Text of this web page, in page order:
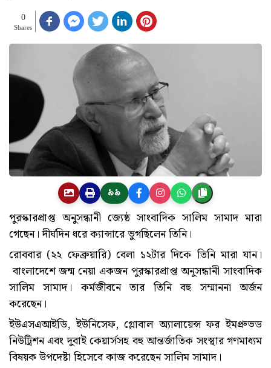
0
Shares
৯৯
পুরস্কারপ্রাপ্ত অনুসন্ধানী জ্যেষ্ঠ সাংবাদিক সালিম সামাদ মারা
গেছেন। দীর্ঘদিন ধরে ক্যান্সারে ভুগছিলেন তিনি।
রোববার (২২ ফেব্রুয়ারি) বেলা ১২টার দিকে তিনি মারা যান।
বাংলাদেশে জন্ম নেয়া একজন পুরস্কারপ্রাপ্ত অনুসন্ধানী সাংবাদিক
সালিম সামাদ। কর্মজীবনে তার তিনি বহু সম্মাননা অর্জন
করেছেন।
ইউএসএআইডি, ইউনিসেফ, গ্লোবাল অ্যালায়েন্স ফর ইমপ্রুভড
নিউট্রিশন এবং দুবাই কেয়ার্সসহ বহু আন্তর্জাতিক সংস্থার গণমাধ্যম
বিষয়ক উপদেষ্টা হিসেবে কাজ করেছেন সালিম সামাদ।